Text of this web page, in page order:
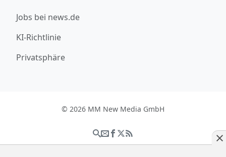
Jobs bei news.de
KI-Richtlinie
Privatsphäre
© 2026 MM New Media GmbH